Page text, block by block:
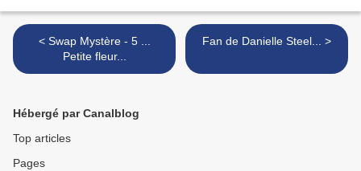
< Swap Mystère - 5 ...
Petite fleur...
Fan de Danielle Steel... >
Hébergé par Canalblog
Top articles
Pages